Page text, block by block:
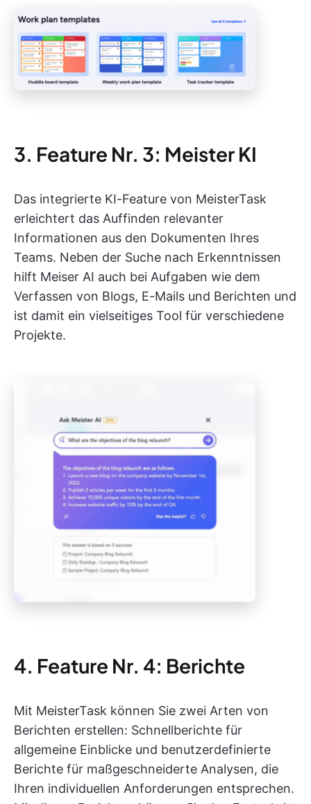
3. Feature Nr. 3: Meister KI
Das integrierte KI-Feature von MeisterTask
erleichtert das Auffinden relevanter
Informationen aus den Dokumenten Ihres
Teams. Neben der Suche nach Erkenntnissen
hilft Meiser AI auch bei Aufgaben wie dem
Verfassen von Blogs, E-Mails und Berichten und
ist damit ein vielseitiges Tool für verschiedene
Projekte.
4. Feature Nr. 4: Berichte
Mit MeisterTask können Sie zwei Arten von
Berichten erstellen: Schnellberichte für
allgemeine Einblicke und benutzerdefinierte
Berichte für maßgeschneiderte Analysen, die
Ihren individuellen Anforderungen entsprechen.